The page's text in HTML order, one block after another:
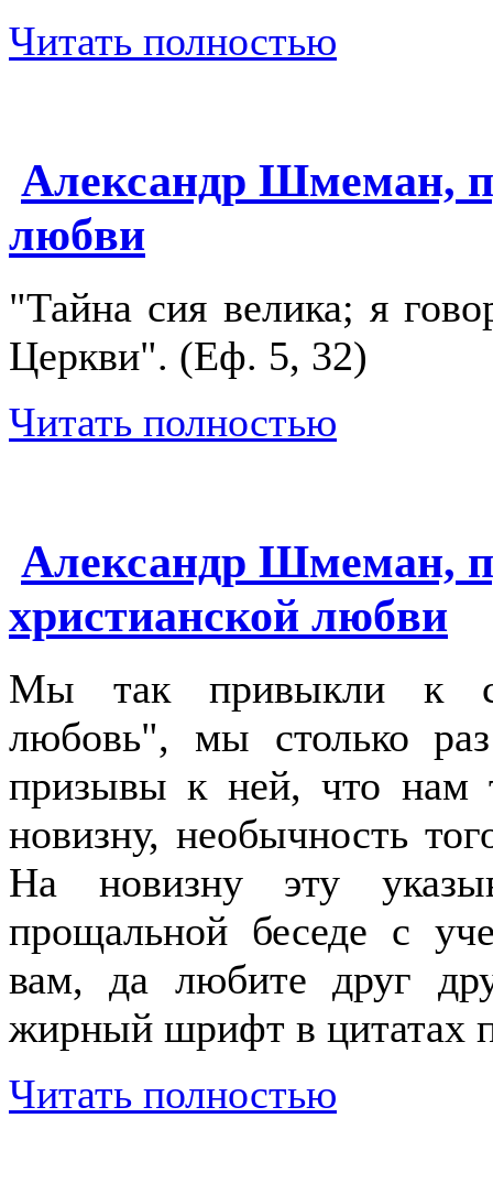
Читать полностью
Александр Шмеман,
любви
"Тайна сия велика; я
Церкви". (Еф. 5, 32)
Читать полностью
Александр Шмеман,
христианской любви
Мы так привыкли к
любовь", мы столько
призывы к ней, что нам
новизну, необычность
На новизну эту
прощальной беседе с
вам, да любите друг
жирный шрифт в цитатах
Читать полностью